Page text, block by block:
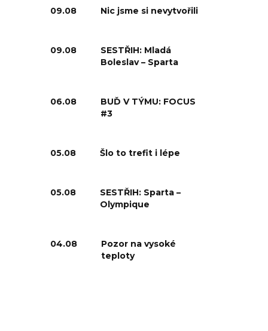
09.08 Nic jsme si nevytvořili
09.08
SESTŘIH: Mladá
Boleslav – Sparta
06.08
BUĎ V TÝMU: FOCUS
#3
05.08 Šlo to trefit i lépe
05.08
SESTŘIH: Sparta –
Olympique
04.08
Pozor na vysoké
teploty